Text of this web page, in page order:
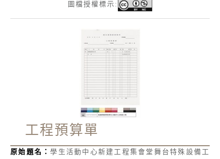
圖檔授權標示:
工程預算單
原始題名：學生活動中心新建工程集會堂舞台特殊設備工